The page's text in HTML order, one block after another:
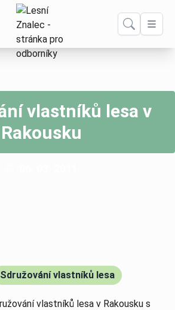
vlastníků lesa v
Rakousku
Sdružování vlastníků lesa
vlastníků lesa v Rakousku s